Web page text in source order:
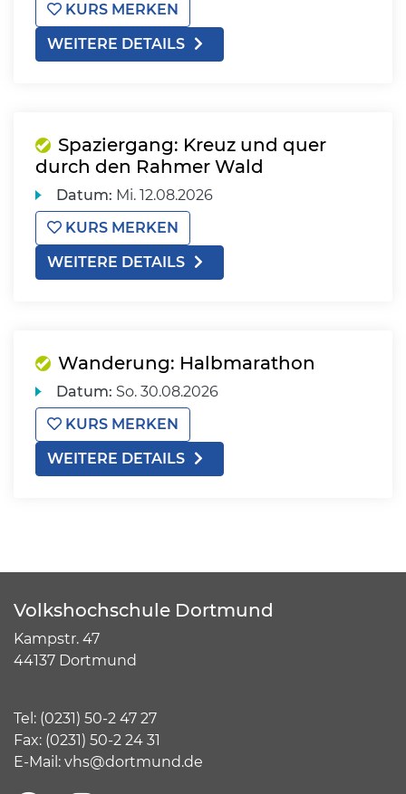
KURS MERKEN
WEITERE DETAILS
Spaziergang: Kreuz und quer
durch den Rahmer Wald
Datum: Mi. 12.08.2026
KURS MERKEN
WEITERE DETAILS
Wanderung: Halbmarathon
Datum: So. 30.08.2026
KURS MERKEN
WEITERE DETAILS
Volkshochschule Dortmund
Kampstr. 47
44137 Dortmund
Tel: (0231) 50-2 47 27
Fax: (0231) 50-2 24 31
E-Mail: vhs@dortmund.de